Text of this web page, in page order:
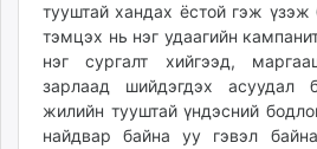
тууштай хандах ёстой гэж үзэж
тэмцэх нь нэг удаагийн
нэг сургалт хийгээд,
зарлаад шийдэгдэх
жилийн тууштай үндэсний
найдвар байна уу гэвэл